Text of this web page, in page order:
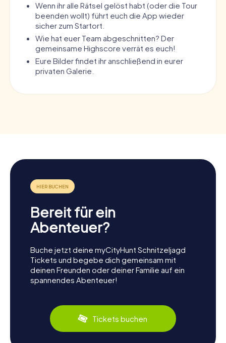
Wenn ihr alle Rätsel gelöst habt (oder die Tour
beenden wollt) führt euch die App wieder
sicher zum Startort.
Wie hat euer Team abgeschnitten? Der
gemeinsame Highscore verrät es euch!
Eure Bilder findet ihr anschließend in eurer
privaten Galerie.
Bereit für ein
Abenteuer?
Buche jetzt deine myCityHunt Schnitzeljagd
Tickets und begebe dich gemeinsam mit
deinen Freunden oder deiner Familie auf ein
spannendes Abenteuer!
Tickets buchen